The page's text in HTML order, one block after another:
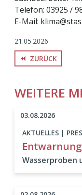
Telefon: 03925 /
E-Mail:
21.05.2026
backward ZURÜCK
WEITERE
AKTUELLES |
Wasserproben
03.08.2026